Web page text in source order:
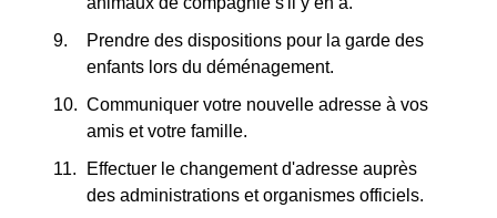
Prendre des dispositions pour la garde des
enfants lors du déménagement.
Communiquer votre nouvelle adresse à vos
amis et votre famille.
Effectuer le changement d'adresse auprès
des administrations et organismes officiels.